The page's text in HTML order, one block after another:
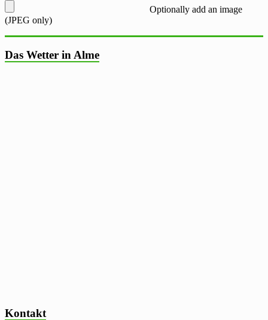
Optionally add an image
(JPEG only)
Das Wetter in Alme
Kontakt